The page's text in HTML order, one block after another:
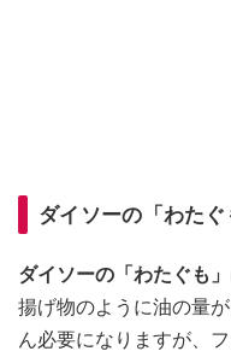
ダイソーの「わた
ダイソーの「わたぐも
揚げ物のように油の量
ん必要になりますが、